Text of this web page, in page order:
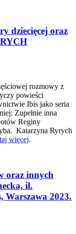
dziecięcej oraz
rozmowy z
powieści
Ibis jako seria
Zupełnie inna
Reginy
Katarzyna Ryrych
więcej.
oraz innych
il.
2023.